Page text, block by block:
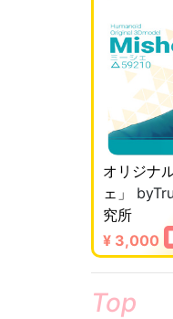
オリジナ
ェ」
究所
¥ 3,000
Top